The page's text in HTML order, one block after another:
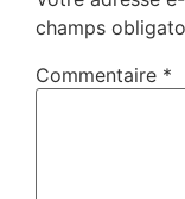
champs
Commentaire *